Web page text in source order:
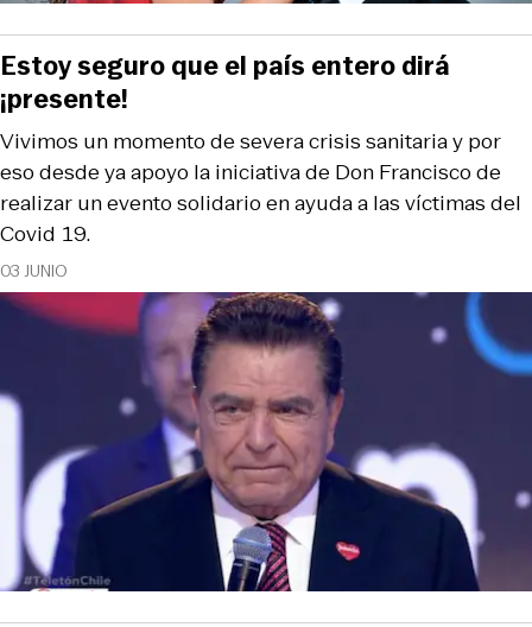
03 JUNIO
Vivimos un momento de severa crisis sanitaria y por
eso desde ya apoyo la iniciativa de Don Francisco de
realizar un evento solidario en ayuda a las víctimas del
Covid 19.
Estoy seguro que el país entero dirá
¡presente!